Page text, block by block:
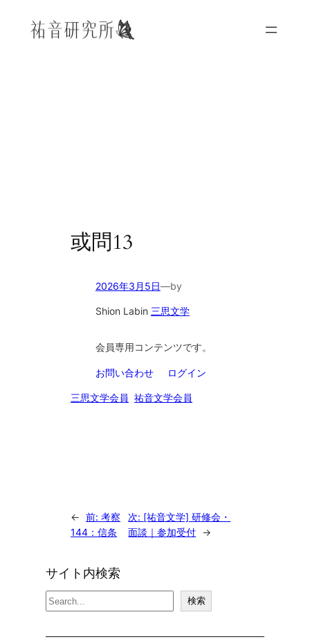
或問13
2026年3月5日—by
Shion Labin 三思文学
会員専用コンテンツです。
お問い合わせ ログイン
三思文学会員 祐音文学会員
← 前:考察
144：信条
次: [祐音文学] 研修会・
面談｜参加受付 →
サイト内検索
検
索
検索